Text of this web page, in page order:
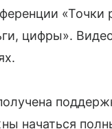
«Точки
цифры».
начаться